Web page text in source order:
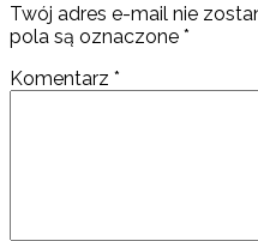
Twój adres e-mail nie
pola są oznaczone *
Komentarz *